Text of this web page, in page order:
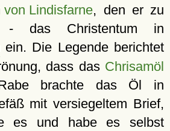
von Lindisfarne, den er zu
- das Christentum in
ein. Die Legende berichtet
dass das Chrisamöl
brachte das Öl in
mit versiegeltem Brief,
es und habe es selbst